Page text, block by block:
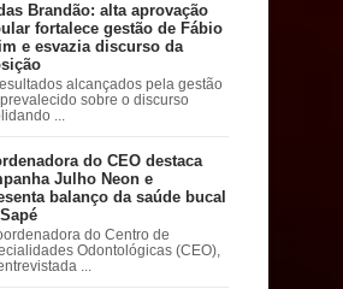
Brandão: alta aprovação
fortalece gestão de Fábio
e esvazia discurso da
alcançados pela gestão
sobre o discurso
...
do CEO destaca
Julho Neon e
balanço da saúde bucal
do Centro de
Odontológicas (CEO),
...